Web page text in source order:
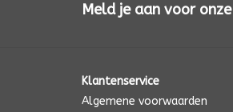
Meld je aan voor
Klantenservice
Algemene voorwaarden